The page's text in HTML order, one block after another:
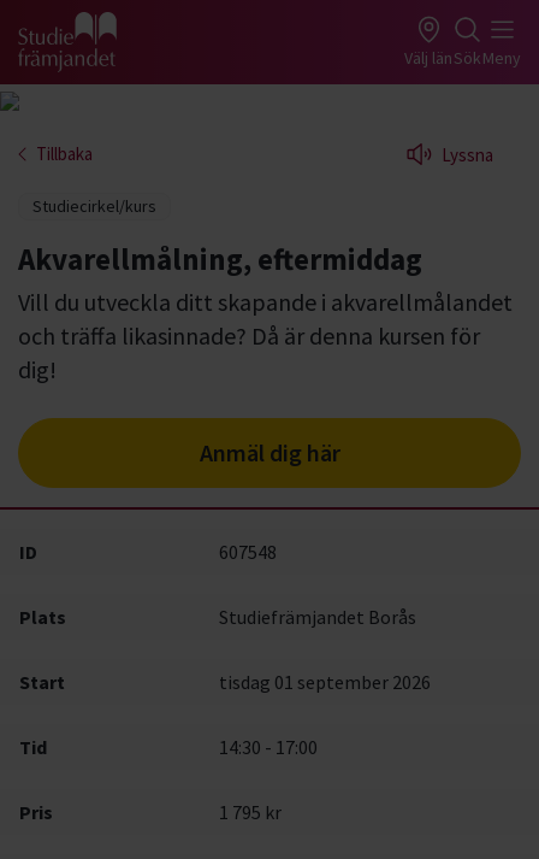
Gå till studiefrämjandets startsida Välj länSökMeny
Tillbaka Lyssna
Studiecirkel/kurs
Akvarellmålning, eftermiddag
Vill du utveckla ditt skapande i akvarellmålandet
och träffa likasinnade? Då är denna kursen för
dig!
Anmäl dig här
ID 607548
Plats Studiefrämjandet Borås
Start tisdag 01 september 2026
Tid 14:30 - 17:00
Pris 1 795 kr